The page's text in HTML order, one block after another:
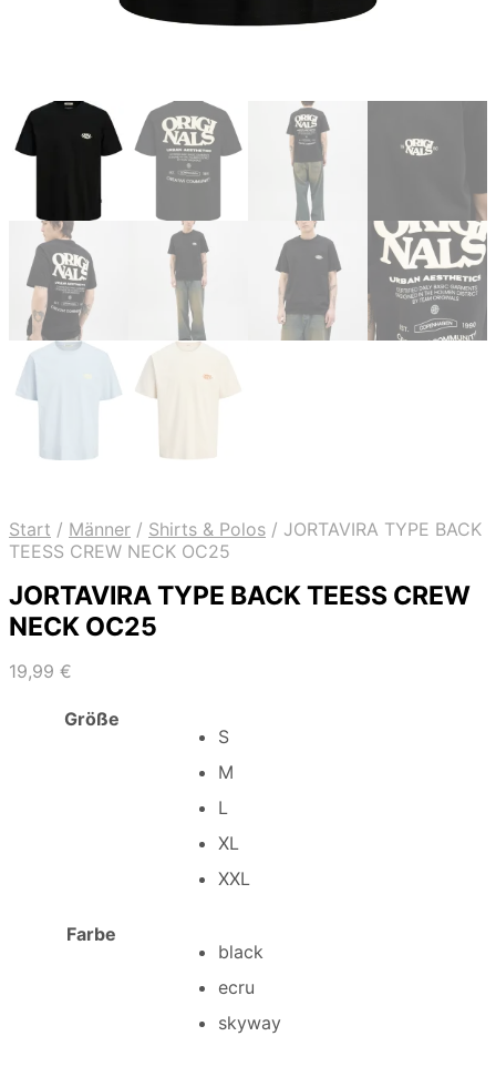
Start / Männer / Shirts & Polos / JORTAVIRA TYPE BACK
TEESS CREW NECK OC25
JORTAVIRA TYPE BACK TEESS CREW
NECK OC25
19,99 €
Größe
S
M
L
XL
XXL
Farbe
black
ecru
skyway